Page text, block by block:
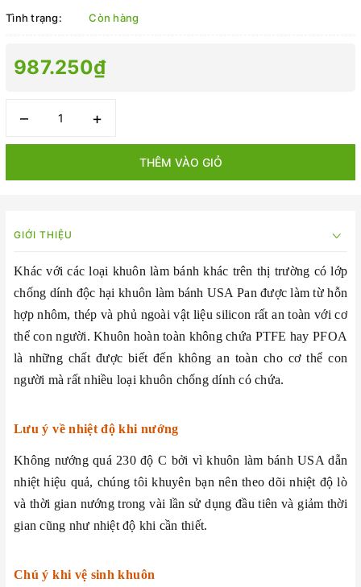
Tình trạng:
Còn hàng
987.250₫
– +
THÊM VÀO GIỎ
GIỚI THIỆU
Khác với các loại khuôn làm bánh khác trên thị trường có lớp
chống dính độc hại khuôn làm bánh USA Pan được làm từ hỗn
hợp nhôm, thép và phủ ngoài vật liệu silicon rất an toàn với cơ
thể con người. Khuôn hoàn toàn không chứa PTFE hay PFOA
là những chất được biết đến không an toàn cho cơ thể con
người mà rất nhiều loại khuôn chống dính có chứa.
Lưu ý về nhiệt độ khi nướng
Không nướng quá 230 độ C bởi vì khuôn làm bánh USA dẫn
nhiệt hiệu quả, chúng tôi khuyên bạn nên theo dõi nhiệt độ lò
và thời gian nướng trong vài lần sử dụng đầu tiên và giảm thời
gian cũng như nhiệt độ khi cần thiết.
Chú ý khi vệ sinh khuôn